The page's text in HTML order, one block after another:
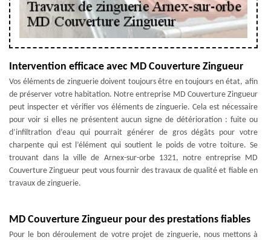
Intervention efficace avec MD Couverture Zingueur
Vos éléments de zinguerie doivent toujours être en toujours en état, afin
de préserver votre habitation. Notre entreprise MD Couverture Zingueur
peut inspecter et vérifier vos éléments de zinguerie. Cela est nécessaire
pour voir si elles ne présentent aucun signe de détérioration : fuite ou
d’infiltration d’eau qui pourrait générer de gros dégâts pour votre
charpente qui est l’élément qui soutient le poids de votre toiture. Se
trouvant dans la ville de Arnex-sur-orbe 1321, notre entreprise MD
Couverture Zingueur peut vous fournir des travaux de qualité et fiable en
travaux de zinguerie.
MD Couverture Zingueur pour des prestations fiables
Pour le bon déroulement de votre projet de zinguerie, nous mettons à